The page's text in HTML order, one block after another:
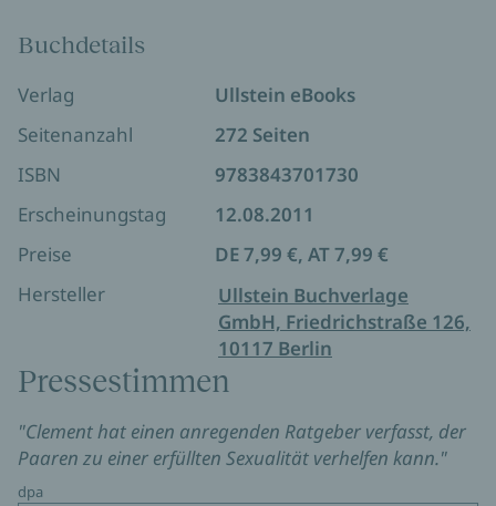
Buchdetails
Verlag
Ullstein eBooks
Seitenanzahl
272 Seiten
ISBN
9783843701730
Erscheinungstag
12.08.2011
Preise
DE 7,99 €, AT 7,99 €
Hersteller
Ullstein Buchverlage
GmbH, Friedrichstraße 126,
10117 Berlin
Pressestimmen
"Clement hat einen anregenden Ratgeber verfasst, der
Paaren zu einer erfüllten Sexualität verhelfen kann."
dpa